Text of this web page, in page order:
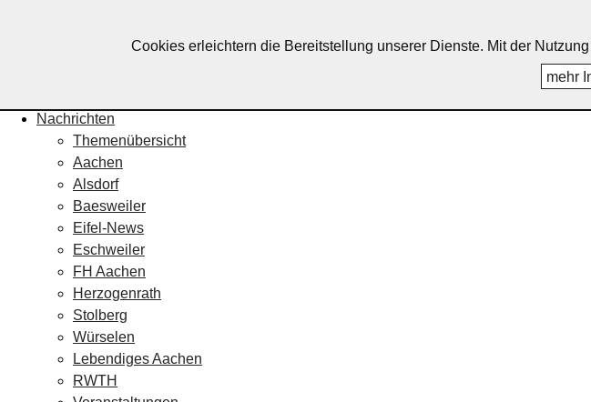
Nachrichten
Themenübersicht
Aachen
Alsdorf
Baesweiler
Eifel-News
Eschweiler
FH Aachen
Herzogenrath
Stolberg
Würselen
Lebendiges Aachen
RWTH
Cookies erleichtern die Bereitstellung unserer Dienste. Mit der
mehr